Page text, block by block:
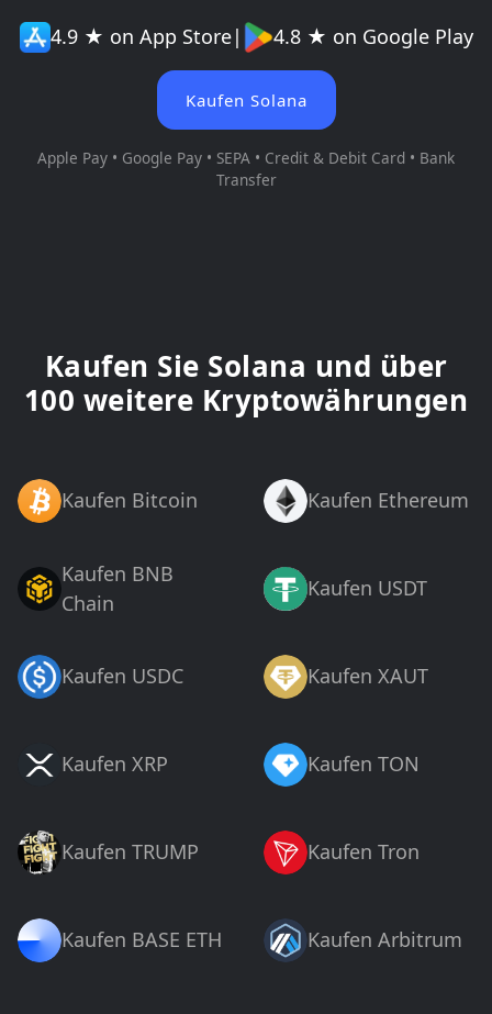
4.9 ★ on App Store| 4.8 ★ on Google Play
Kaufen Solana
Apple Pay • Google Pay • SEPA • Credit & Debit Card • Bank
Transfer
Kaufen Sie Solana und über
100 weitere Kryptowährungen
Kaufen Bitcoin Kaufen Ethereum
Kaufen BNB
Chain
Kaufen USDT
Kaufen USDC Kaufen XAUT
Kaufen XRP Kaufen TON
Kaufen TRUMP Kaufen Tron
Kaufen BASE ETH Kaufen Arbitrum